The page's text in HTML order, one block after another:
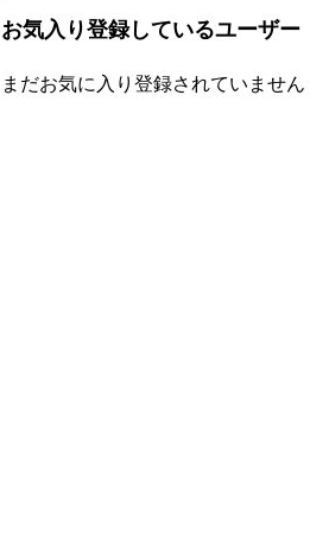
お気入り登録しているユーザー
まだお気に入り登録されていません